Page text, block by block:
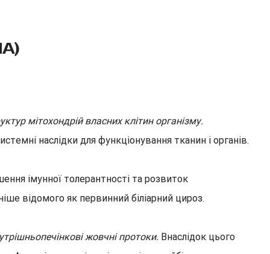
мітохондрій власних клітин організму.
наслідки для функціонування тканин і органів.
імунної толерантності та розвиток
відомого як первинний біліарний цироз.
жовчні протоки. Внаслідок цього